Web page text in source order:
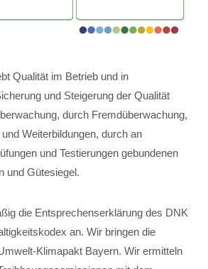
Qualität im Betrieb und in
und Steigerung der Qualität
durch Fremdüberwachung,
Weiterbildungen, durch an
und Testierungen gebundenen
und Gütesiegel.
die Entsprechenserklärung des DNK
an. Wir bringen die
Klimapakt Bayern. Wir ermitteln